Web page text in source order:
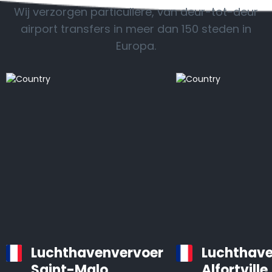
Wij verzorgen particuliere, van deur-tot-deur
airport transfers in meer dan 150 steden in
Europa.
Luchthavenvervoer